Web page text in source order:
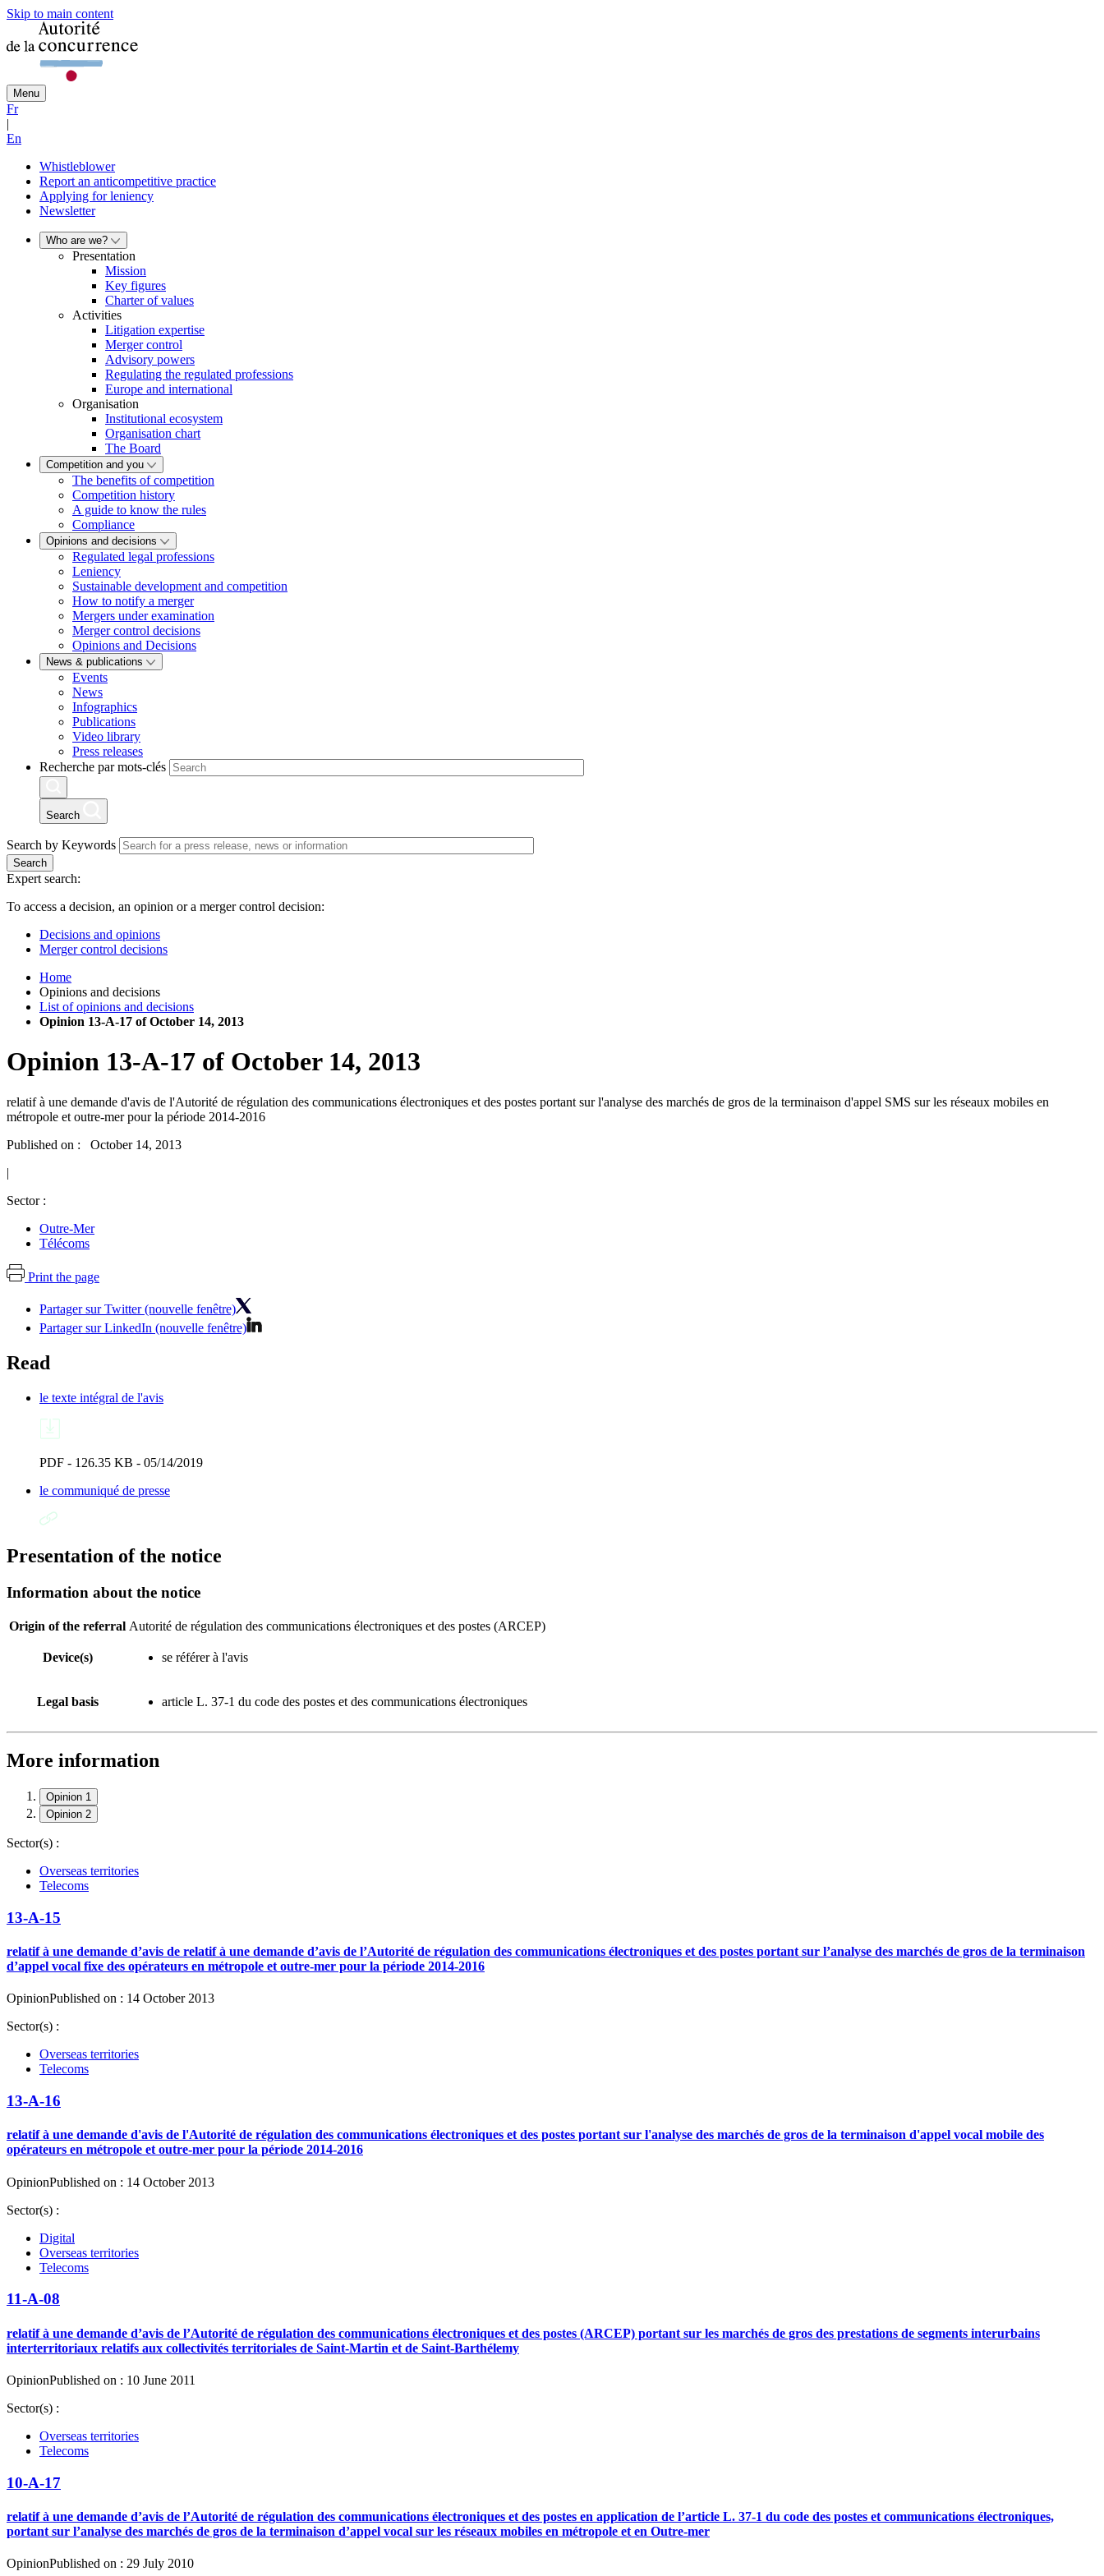
Skip to main content
Menu
Fr
|
En
Whistleblower
Report an anticompetitive practice
Applying for leniency
Newsletter
Who are we?
Presentation
Mission
Key figures
Charter of values
Activities
Litigation expertise
Merger control
Advisory powers
Regulating the regulated professions
Europe and international
Organisation
Institutional ecosystem
Organisation chart
The Board
Competition and you
The benefits of competition
Competition history
A guide to know the rules
Compliance
Opinions and decisions
Regulated legal professions
Leniency
Sustainable development and competition
How to notify a merger
Mergers under examination
Merger control decisions
Opinions and Decisions
News & publications
Events
News
Infographics
Publications
Video library
Press releases
Recherche par mots-clés
Search
Search by Keywords
Search
Expert search:
To access a decision, an opinion or a merger control decision:
Decisions and opinions
Merger control decisions
Home
Opinions and decisions
List of opinions and decisions
Opinion 13-A-17 of October 14, 2013
Opinion 13-A-17 of October 14, 2013
relatif à une demande d'avis de l'Autorité de régulation des communications électroniques et des postes portant sur l'analyse des marchés de gros de la terminaison d'appel SMS sur les réseaux mobiles en
métropole et outre-mer pour la période 2014-2016
Published on : October 14, 2013
|
Sector :
Outre-Mer
Télécoms
Print the page
Partager sur Twitter (nouvelle fenêtre)
Partager sur LinkedIn (nouvelle fenêtre)
Read
le texte intégral de l'avis
PDF - 126.35 KB - 05/14/2019
le communiqué de presse
Presentation of the notice
Information about the notice
Origin of the referral Autorité de régulation des communications électroniques et des postes (ARCEP)
Device(s) se référer à l'avis
Legal basis article L. 37-1 du code des postes et des communications électroniques
More information
Opinion 1
Opinion 2
Sector(s) :
Overseas territories
Telecoms
13-A-15
relatif à une demande d’avis de relatif à une demande d’avis de l’Autorité de régulation des communications électroniques et des postes portant sur l’analyse des marchés de gros de la terminaison
d’appel vocal fixe des opérateurs en métropole et outre-mer pour la période 2014-2016
OpinionPublished on : 14 October 2013
Sector(s) :
Overseas territories
Telecoms
13-A-16
relatif à une demande d'avis de l'Autorité de régulation des communications électroniques et des postes portant sur l'analyse des marchés de gros de la terminaison d'appel vocal mobile des
opérateurs en métropole et outre-mer pour la période 2014-2016
OpinionPublished on : 14 October 2013
Sector(s) :
Digital
Overseas territories
Telecoms
11-A-08
relatif à une demande d’avis de l’Autorité de régulation des communications électroniques et des postes (ARCEP) portant sur les marchés de gros des prestations de segments interurbains
interterritoriaux relatifs aux collectivités territoriales de Saint-Martin et de Saint-Barthélemy
OpinionPublished on : 10 June 2011
Sector(s) :
Overseas territories
Telecoms
10-A-17
relatif à une demande d’avis de l’Autorité de régulation des communications électroniques et des postes en application de l’article L. 37-1 du code des postes et communications électroniques,
portant sur l’analyse des marchés de gros de la terminaison d’appel vocal sur les réseaux mobiles en métropole et en Outre-mer
OpinionPublished on : 29 July 2010